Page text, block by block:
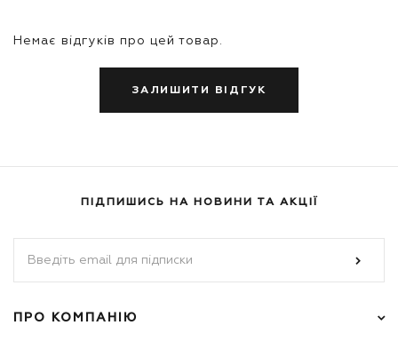
Немає відгуків про цей товар.
ЗАЛИШИТИ ВІДГУК
ПІДПИШИСЬ НА НОВИНИ ТА АКЦІЇ
ПРО КОМПАНІЮ